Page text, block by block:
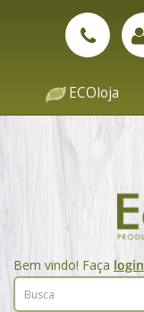
ECOloja
Bem vindo! Faça login